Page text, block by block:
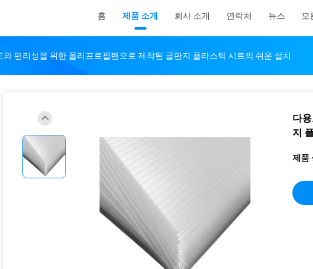
홈 제품 소개 회사 소개 연락처 뉴스 모
와 편리성을 위한 폴리프로필렌으로 제작된 골판지 플라스틱 시트의 쉬운 설치
다
지
제품